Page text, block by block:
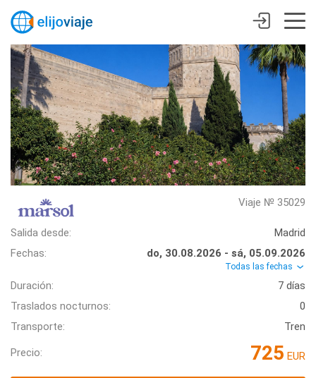
Viaje № 35029
Salida desde:
Madrid
Fechas:
do, 30.08.2026 - sá, 05.09.2026
Todas las fechas
Duración:
7 días
Traslados nocturnos:
0
Transporte:
Tren
Precio: 725 EUR